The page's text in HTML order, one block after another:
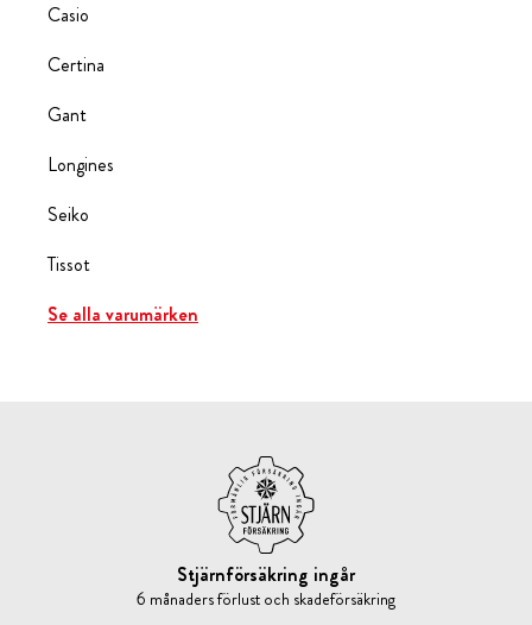
Casio
Certina
Gant
Longines
Seiko
Tissot
Se alla varumärken
Stjärnförsäkring ingår
6 månaders förlust och skadeförsäkring